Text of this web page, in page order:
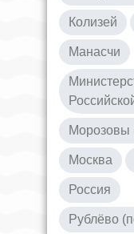
Колизей
Манасчи
Морозовы
Москва
Россия
Рублёво